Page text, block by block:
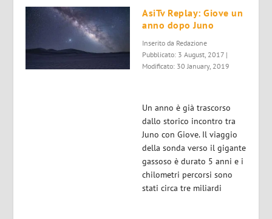
AsiTv Replay: Giove un
anno dopo Juno
Inserito da Redazione
Pubblicato: 3 August, 2017 |
Modificato: 30 January, 2019
Un anno è già trascorso
dallo storico incontro tra
Juno con Giove. Il viaggio
della sonda verso il gigante
gassoso è durato 5 anni e i
chilometri percorsi sono
stati circa tre miliardi